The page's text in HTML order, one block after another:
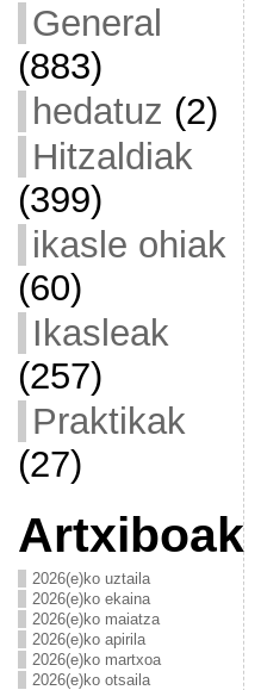
General
(883)
hedatuz (2)
Hitzaldiak
(399)
ikasle ohiak
(60)
Ikasleak
(257)
Praktikak
(27)
Artxiboak
2026(e)ko uztaila
2026(e)ko ekaina
2026(e)ko maiatza
2026(e)ko apirila
2026(e)ko martxoa
2026(e)ko otsaila